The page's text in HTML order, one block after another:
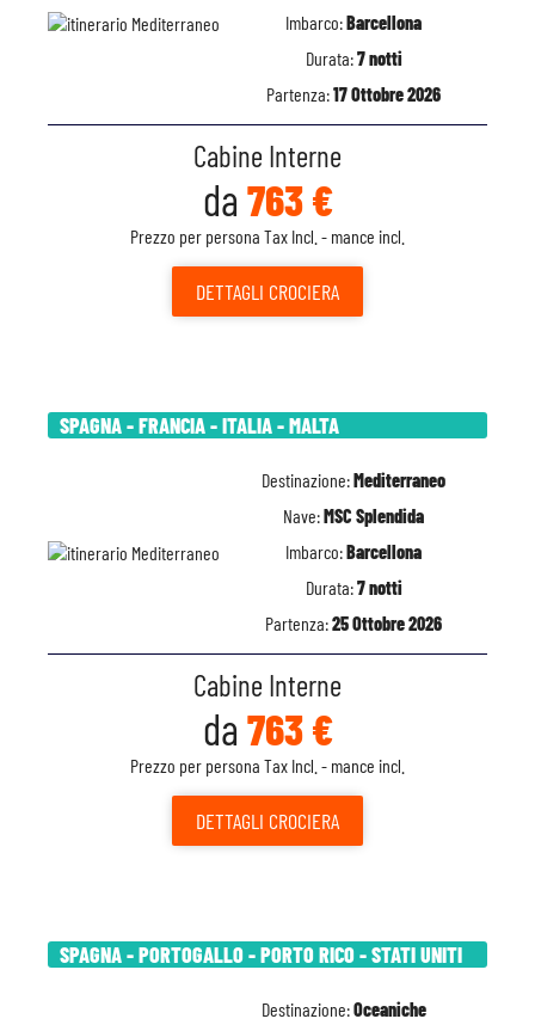
Imbarco:Barcellona
Durata:7 notti
Partenza:17 Ottobre 2026
Cabine Interne
da 763 €
Prezzo per persona Tax Incl. - mance incl.
DETTAGLI CROCIERA
SPAGNA - FRANCIA - ITALIA - MALTA
Destinazione:Mediterraneo
Nave:MSC Splendida
Imbarco:Barcellona
Durata:7 notti
Partenza:25 Ottobre 2026
Cabine Interne
da 763 €
Prezzo per persona Tax Incl. - mance incl.
DETTAGLI CROCIERA
SPAGNA - PORTOGALLO - PORTO RICO - STATI UNITI
Destinazione:Oceaniche